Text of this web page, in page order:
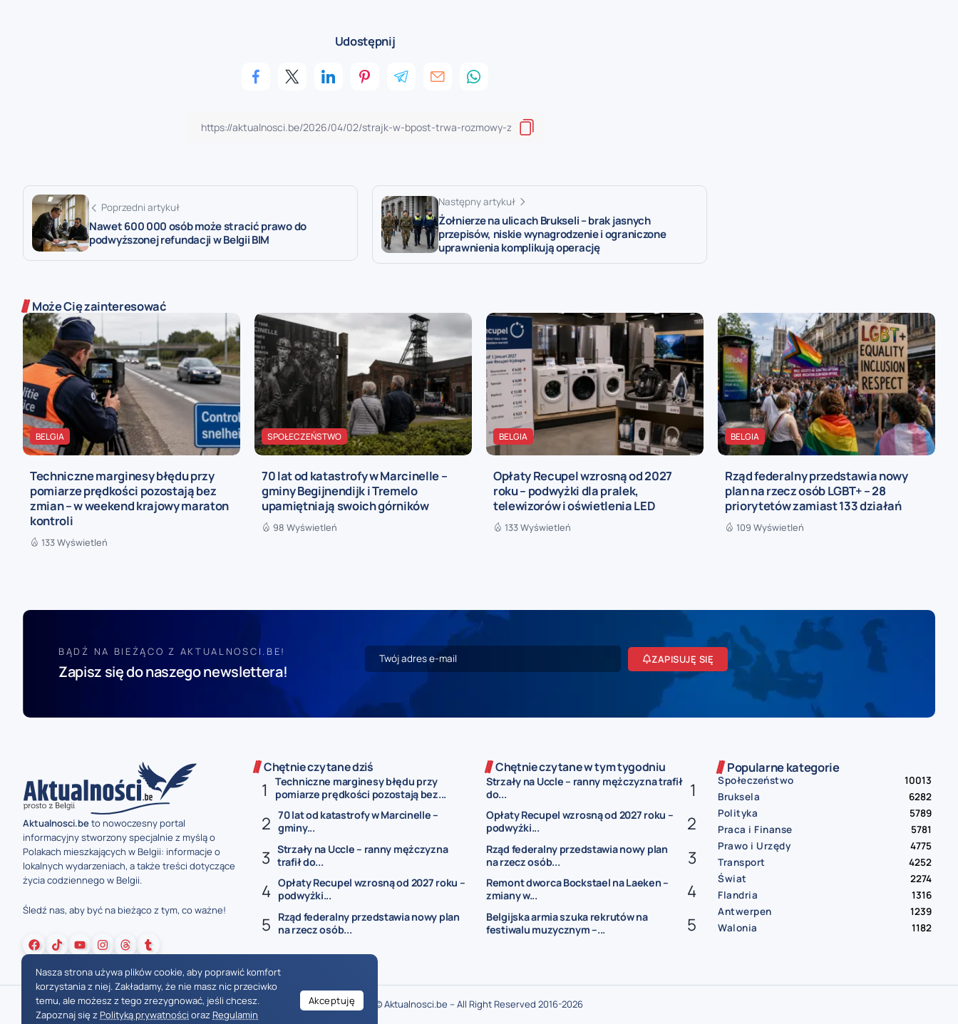
Udostępnij
Poprzedni artykuł
Nawet 600 000 osób może stracić prawo do
podwyższonej refundacji w Belgii BIM
Następny artykuł
Żołnierze na ulicach Brukseli – brak jasnych
przepisów, niskie wynagrodzenie i ograniczone
uprawnienia komplikują operację
Może Cię zainteresować
BELGIA
Techniczne marginesy błędu przy
pomiarze prędkości pozostają bez
zmian – w weekend krajowy maraton
kontroli
133 Wyświetleń
SPOŁECZEŃSTWO
70 lat od katastrofy w Marcinelle –
gminy Begijnendijk i Tremelo
upamiętniają swoich górników
98 Wyświetleń
BELGIA
Opłaty Recupel wzrosną od 2027
roku – podwyżki dla pralek,
telewizorów i oświetlenia LED
133 Wyświetleń
BELGIA
Rząd federalny przedstawia nowy
plan na rzecz osób LGBT+ – 28
priorytetów zamiast 133 działań
109 Wyświetleń
BĄDŹ NA BIEŻĄCO Z AKTUALNOSCI.BE!
Zapisz się do naszego newslettera!
ZAPISUJĘ SIĘ
Aktualnosci.beto nowoczesny portal
informacyjny stworzony specjalnie z myślą o
Polakach mieszkających w Belgii: informacje o
lokalnych wydarzeniach, a także treści dotyczące
życia codziennego w Belgii.
Śledź nas, aby być na bieżąco z tym, co ważne!
Chętnie czytane dziś
Techniczne marginesy błędu przy
pomiarze prędkości pozostają bez...
70 lat od katastrofy w Marcinelle –
gminy...
Strzały na Uccle – ranny mężczyzna
trafił do...
Opłaty Recupel wzrosną od 2027 roku –
podwyżki...
Rząd federalny przedstawia nowy plan
na rzecz osób...
Chętnie czytane w tym tygodniu
Strzały na Uccle – ranny mężczyzna trafił
do...
Opłaty Recupel wzrosną od 2027 roku –
podwyżki...
Rząd federalny przedstawia nowy plan
na rzecz osób...
Remont dworca Bockstael na Laeken –
zmiany w...
Belgijska armia szuka rekrutów na
festiwalu muzycznym –...
Popularne kategorie
Społeczeństwo
10013
Bruksela
6282
Polityka
5789
Praca i Finanse
5781
Prawo i Urzędy
4775
Transport
4252
Świat
2274
Flandria
1316
Antwerpen
1239
Walonia
1182
© Aktualnosci.be – All Right Reserved 2016-2026
Nasza strona używa plików cookie, aby poprawić komfort
korzystania z niej. Zakładamy, że nie masz nic przeciwko
temu, ale możesz z tego zrezygnować, jeśli chcesz.
Zapoznaj się z Polityką prywatności oraz Regulamin
Akceptuję